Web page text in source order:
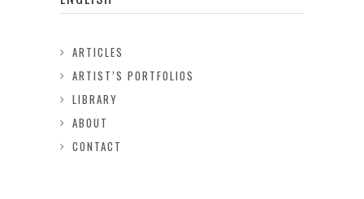
ARTICLES
ARTIST’S PORTFOLIOS
LIBRARY
ABOUT
CONTACT